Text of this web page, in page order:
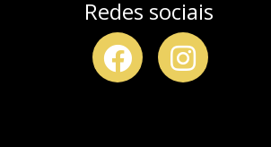
Redes sociais